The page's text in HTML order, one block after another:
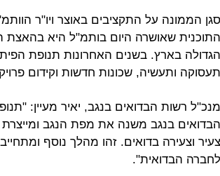
סגן הממונה על התקציבים באוצר ויו"ר
התוכנית שאושרה היום בותמ"ל היא בהאצת
הגדולה בארץ. בשנים האחרונות תנופת
תעסוקה ותעשיה, שכונות חדשות וקידום
מנכ"ל רשות הבדואים בנגב, יאיר מעיין:
הבדואים בנגב משנה את מפת הנגב
צעיר וצעירה בדואים. זהו מהלך נוסף
לחברה הבדואית".